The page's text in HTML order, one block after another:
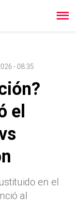
- 08:35
el
en el
al